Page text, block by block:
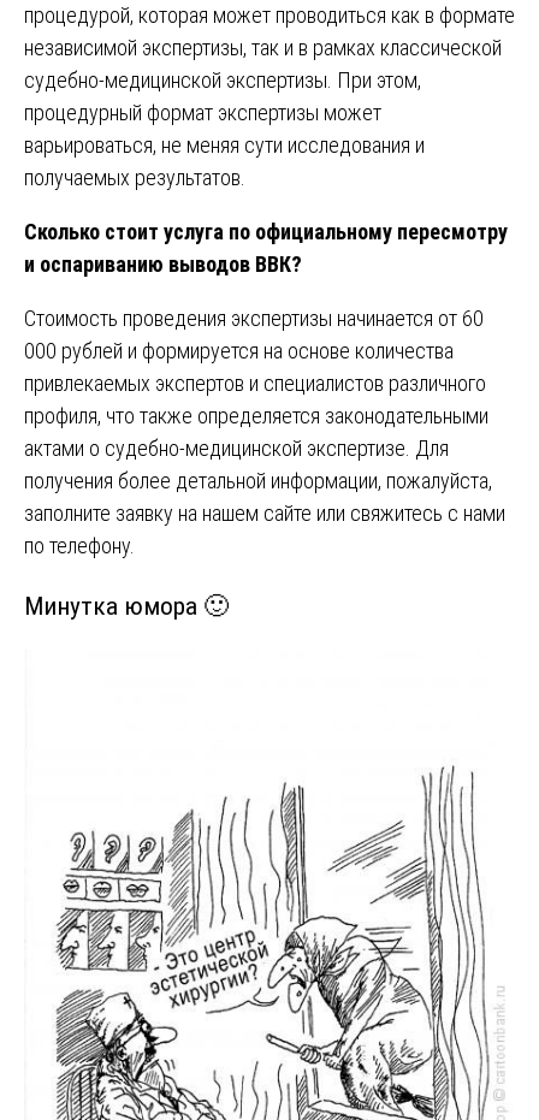
процедурой, которая может проводиться как в формате
независимой экспертизы, так и в рамках классической
судебно-медицинской экспертизы. При этом,
процедурный формат экспертизы может
варьироваться, не меняя сути исследования и
получаемых результатов.
Сколько стоит услуга по официальному пересмотру
и оспариванию выводов ВВК?
Стоимость проведения экспертизы начинается от 60
000 рублей и формируется на основе количества
привлекаемых экспертов и специалистов различного
профиля, что также определяется законодательными
актами о судебно-медицинской экспертизе. Для
получения более детальной информации, пожалуйста,
заполните заявку на нашем сайте или свяжитесь с нами
по телефону.
Минутка юмора 🙂